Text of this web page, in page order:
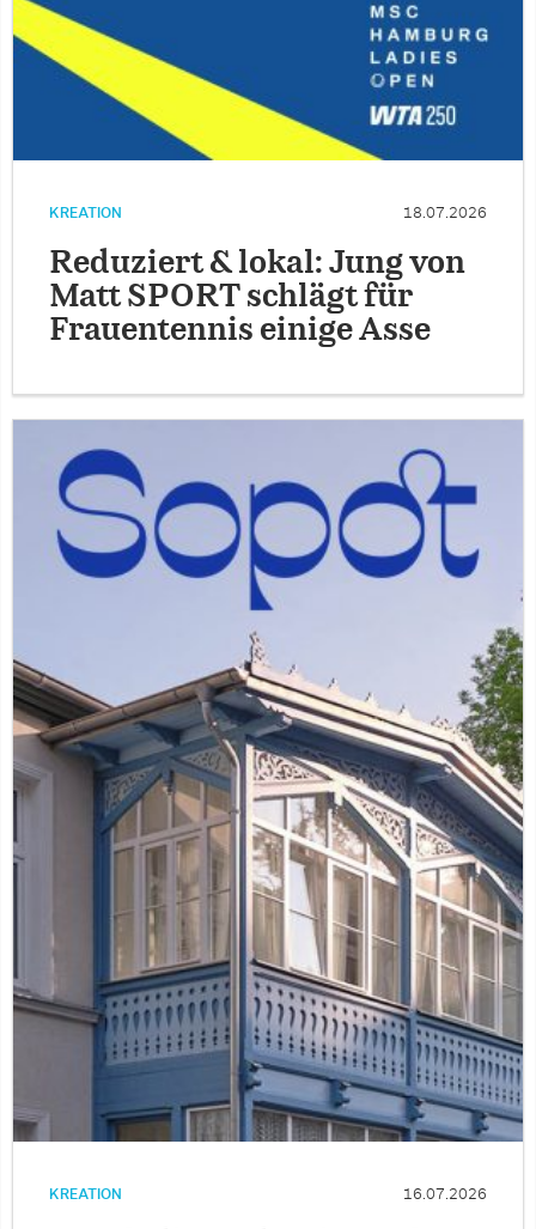
KREATION 18.07.2026
Reduziert & lokal: Jung von
Matt SPORT schlägt für
Frauentennis einige Asse
KREATION 16.07.2026